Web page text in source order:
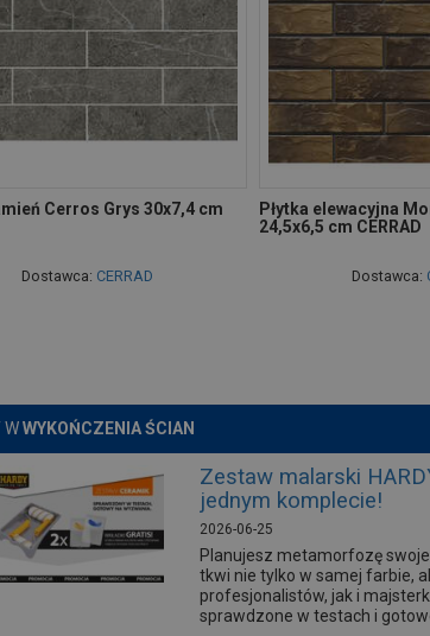
Cerros Grys 30x7,4 cm
Dostawca: CERRAD
Płytka elewacyjna
24,5x6,5 cm CERRAD
Dostawca:
WWYKOŃCZENIA ŚCIAN
Zestaw malarski
jednym komplecie!
2026-06-25
Planujesz metamorfozę
tkwi nie tylko w samej farbie,
profesjonalistów, jak i
sprawdzone w testach i